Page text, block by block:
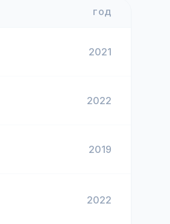
ГОД
2021
2022
2019
2022